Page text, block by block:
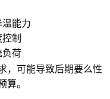
能力
制
负荷
，可能导致后期要么性
算。